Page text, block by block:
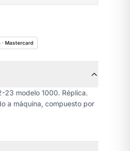
· Mastercard
23 modelo 1000. Réplica.
a máquina, compuesto por